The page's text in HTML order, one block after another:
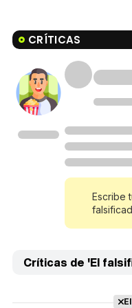
CRÍTICAS
Escribe
Críticas de 'El